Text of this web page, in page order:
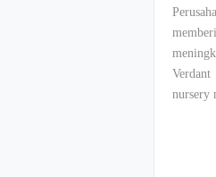
nursery